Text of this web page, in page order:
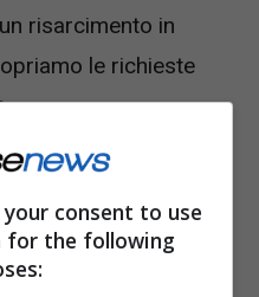
risarcimento in
le richieste
contro la
consent to use
for the following